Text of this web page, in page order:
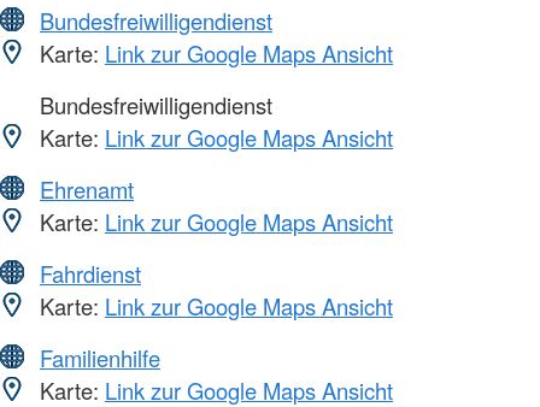
Bundesfreiwilligendienst
Karte: Link zur Google Maps Ansicht
Bundesfreiwilligendienst
Karte: Link zur Google Maps Ansicht
Ehrenamt
Karte: Link zur Google Maps Ansicht
Fahrdienst
Karte: Link zur Google Maps Ansicht
Familienhilfe
Karte: Link zur Google Maps Ansicht